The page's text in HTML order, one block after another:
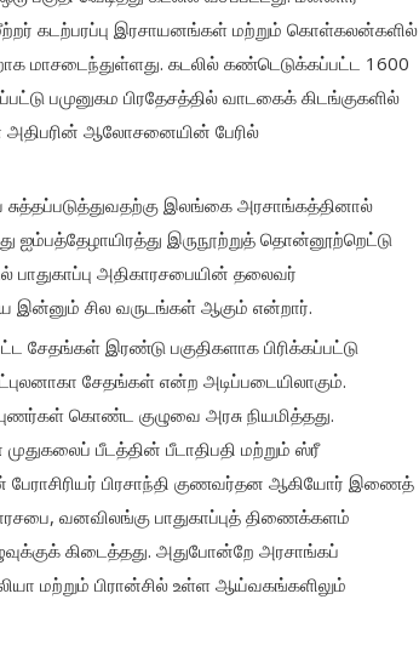
கடற்பரப்பு இரசாயனங்கள் மற்றும் கொள்கலன்களில்
மாசடைந்துள்ளது. கடலில் கண்டெடுக்கப்பட்ட 1600
பமுனுகம பிரதேசத்தில் வாடகைக் கிடங்குகளில்
ஆலோசனையின் பேரில்
இலங்கை அரசாங்கத்தினால்
ஐம்பத்தேழாயிரத்து இருநூற்றுத் தொன்னூற்றெட்டு
பாதுகாப்பு அதிகாரசபையின் தலைவர்
இன்னும் சில வருடங்கள் ஆகும் என்றார்.
சேதங்கள் இரண்டு பகுதிகளாக பிரிக்கப்பட்டு
சேதங்கள் என்ற அடிப்படையிலாகும்.
கொண்ட குழுவை அரசு நியமித்தது.
பீடத்தின் பீடாதிபதி மற்றும் ஸ்ரீ
பேராசிரியர் பிரசாந்தி குணவர்தன ஆகியோர் இணைத்
வனவிலங்கு பாதுகாப்புத் திணைக்களம்
கிடைத்தது. அதுபோன்றே அரசாங்கப்
மற்றும் பிரான்சில் உள்ள ஆய்வகங்களிலும்